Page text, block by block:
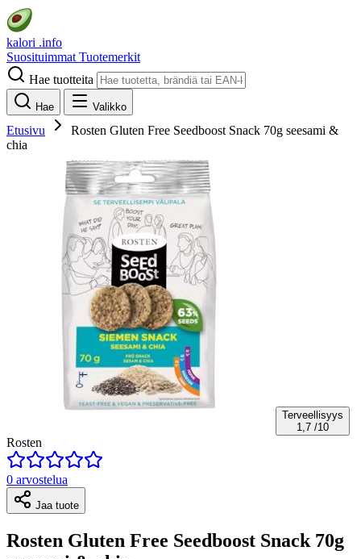
kalori .info
Suosituimmat Tuotemerkit
Hae tuotteita
Hae Valikko
Etusivu
Rosten Gluten Free Seedboost Snack 70g seesami &
chia
Terveellisyys
1,7 /10
Rosten
0 arvostelua
Jaa tuote
Rosten Gluten Free Seedboost Snack 70g